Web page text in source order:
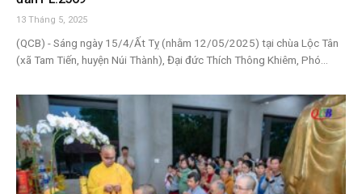
13 Tháng 5, 2025
(QCB) - Sáng ngày 15/4/Ất Tỵ (nhằm 12/05/2025) tại chùa Lộc Tân
(xã Tam Tiến, huyện Núi Thành), Đại đức Thích Thông Khiêm, Phó...